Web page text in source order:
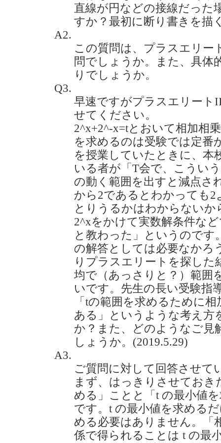
直線が円などの接線だった
すか？最初に断り書きを描
A2.
この質問は、プラスエリー
問でしょうか。また、具体
りでしょうか。
Q3.
早速ですがプラスエリート
せてください。
2^x+2^-x=tとおいて相加相
を求めるのは受験では定番
を授業していたときに、本
いる者が「T会で、こうい
の動く範囲を出すと減点さ
から2であるとわかっても
とりうるかはわからない
2^xをかけて実数解条件な
と教わった」というのです
の解答としては必要なかろ
りプラスエリートを探した
均で（あっさりと？）範囲
いです。先生の長い受験指
「tの範囲を求めるために
ある」というような考え方
か？また、どのようなご見
しょうか。(2019.5.29)
A3.
ご質問に対して回答させて
まず、はっきりさせておき
める」ことと「t の最小値
です。t の最小値を求める
める必要はありません。「
係で得られることは t の最